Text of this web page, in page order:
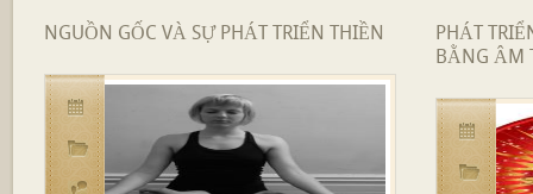
NGUỒN GỐC VÀ SỰ PHÁT TRIỂN THIỀN
PHÁT
BẰNG ÂM